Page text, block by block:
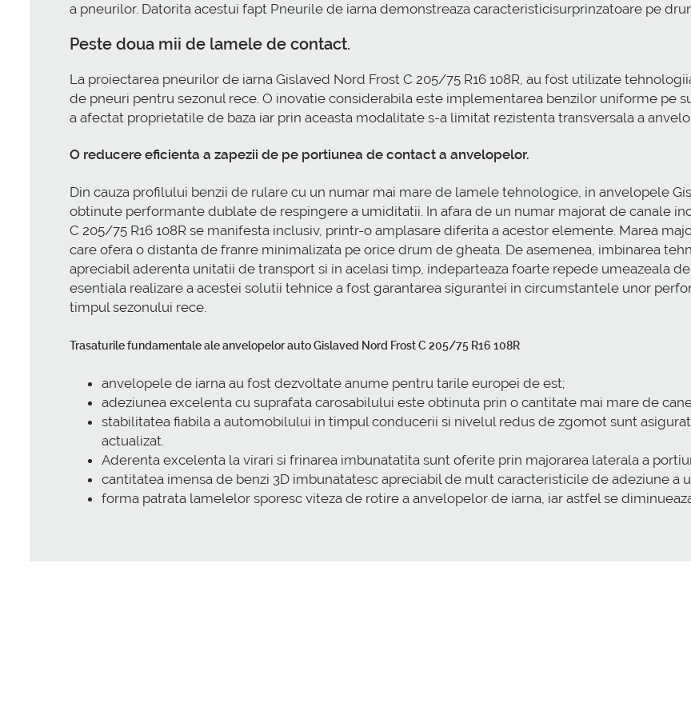
a pneurilor. Datorita acestui fapt Pneurile de iarna demonstreaza caracteristicisurprinzatoare pe
Peste doua mii de lamele de contact.
La proiectarea pneurilor de iarna Gislaved Nord Frost C 205/75 R16 108R, au fost utilizate
de pneuri pentru sezonul rece. O inovatie considerabila este implementarea benzilor uniforme pe
a afectat proprietatile de baza iar prin aceasta modalitate s-a limitat rezistenta transversala a
O reducere eficienta a zapezii de pe portiunea de contact a anvelopelor.
Din cauza profilului benzii de rulare cu un numar mai mare de lamele tehnologice, in anvelopele
obtinute performante dublate de respingere a umiditatii. In afara de un numar majorat de canale
C 205/75 R16 108R se manifesta inclusiv, printr-o amplasare diferita a acestor elemente. Marea
care ofera o distanta de franre minimalizata pe orice drum de gheata. De asemenea, imbinarea
apreciabil aderenta unitatii de transport si in acelasi timp, indeparteaza foarte repede umeazeala
esentiala realizare a acestei solutii tehnice a fost garantarea sigurantei in circumstantele unor
timpul sezonului rece.
Trasaturile fundamentale ale anvelopelor auto Gislaved Nord Frost C 205/75 R16 108R
anvelopele de iarna au fost dezvoltate anume pentru tarile europei de est;
adeziunea excelenta cu suprafata carosabilului este obtinuta prin o cantitate mai mare de
stabilitatea fiabila a automobilului in timpul conducerii si nivelul redus de zgomot sunt
actualizat.
Aderenta excelenta la virari si frinarea imbunatatita sunt oferite prin majorarea laterala a
cantitatea imensa de benzi 3D imbunatatesc apreciabil de mult caracteristicile de adeziune a
forma patrata lamelelor sporesc viteza de rotire a anvelopelor de iarna, iar astfel se